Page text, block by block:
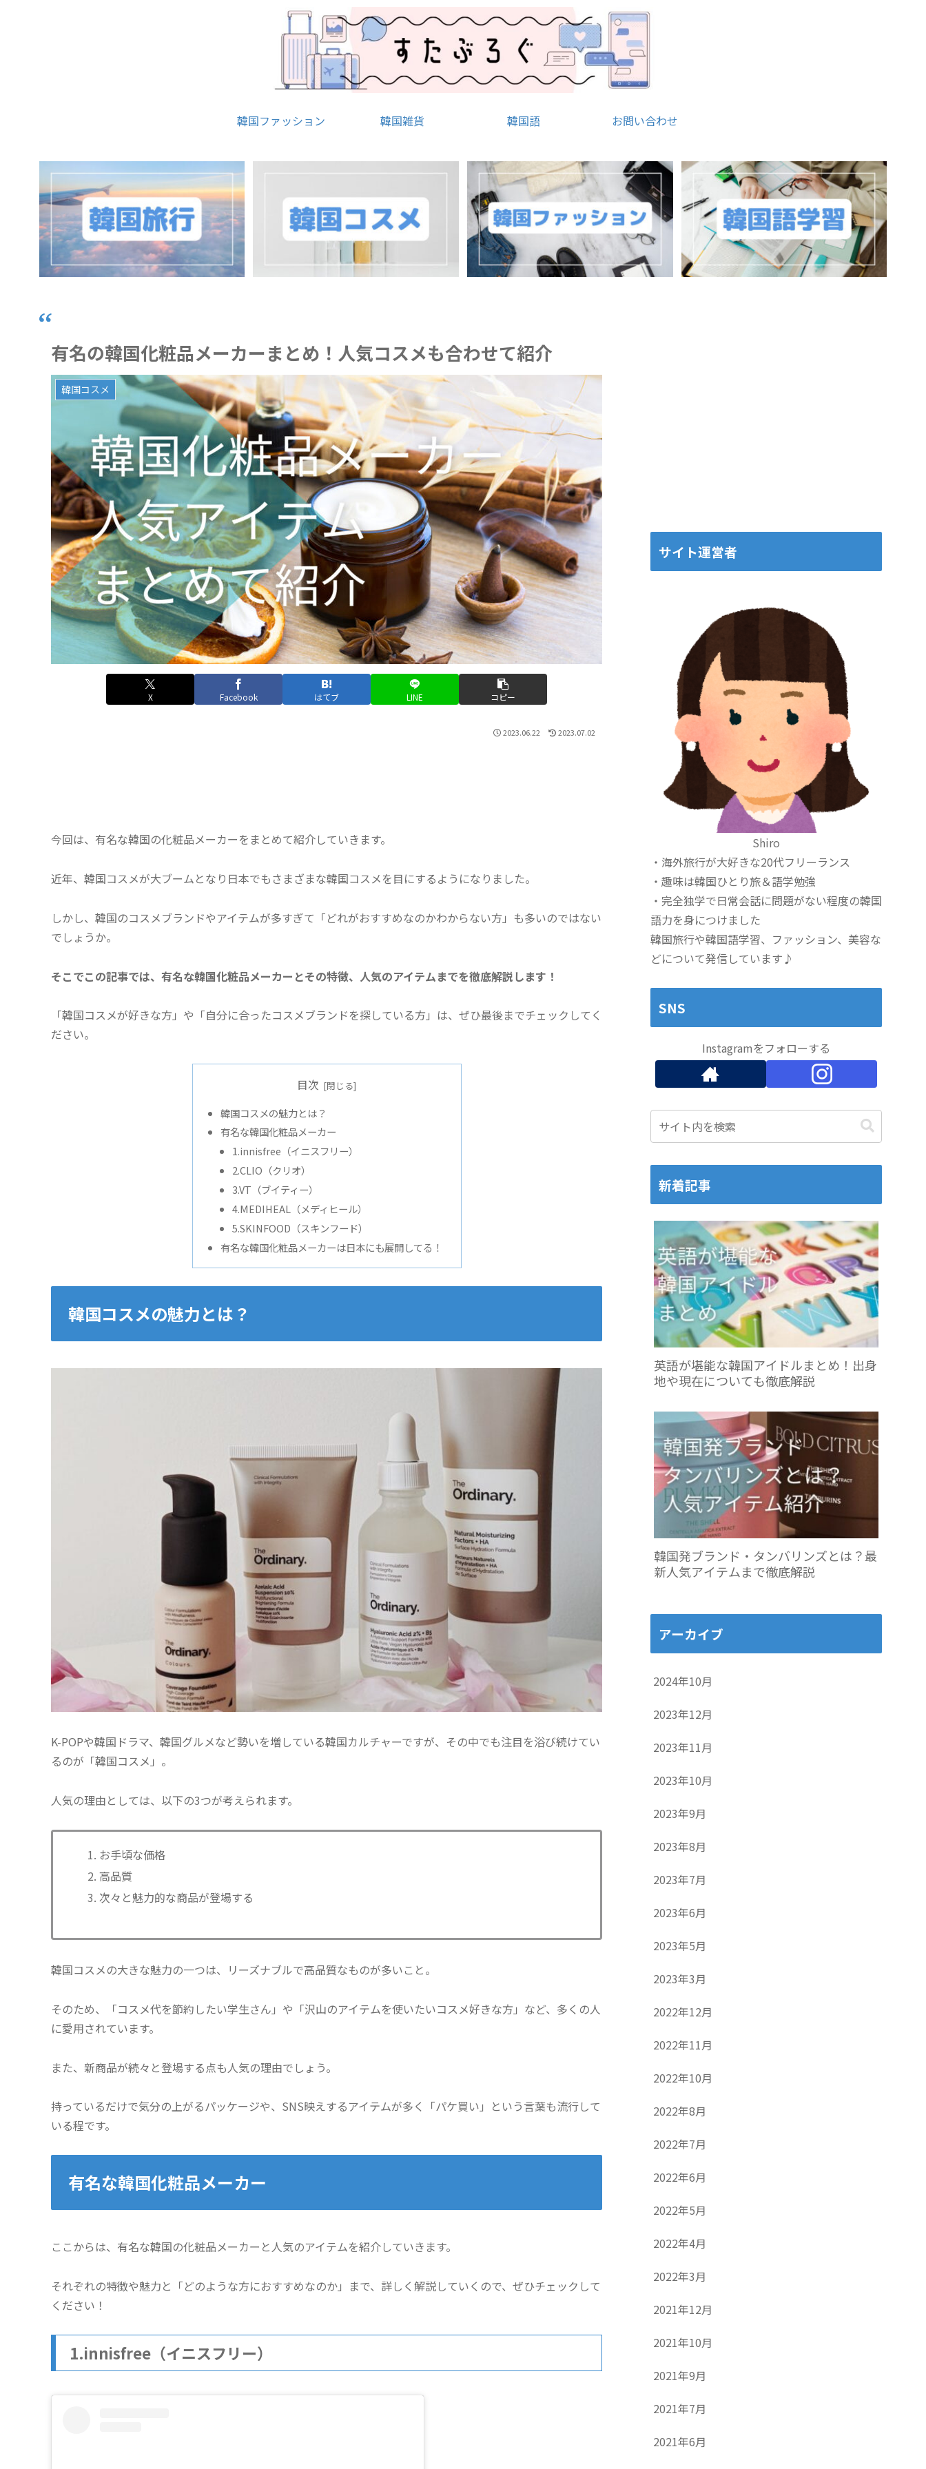
韓国ファッション 韓国雑貨 韓国語 お問い合わせ
有名の韓国化粧品メーカーまとめ！人気コスメも合わせて紹介
韓国コスメ
X Facebook はてブ LINE コピー
2023.06.22 2023.07.02
今回は、有名な韓国の化粧品メーカーをまとめて紹介していきます。
近年、韓国コスメが大ブームとなり日本でもさまざまな韓国コスメを目にするようになりました。
しかし、韓国のコスメブランドやアイテムが多すぎて「どれがおすすめなのかわからない方」も多いのではない
でしょうか。
そこでこの記事では、有名な韓国化粧品メーカーとその特徴、人気のアイテムまでを徹底解説します！
「韓国コスメが好きな方」や「自分に合ったコスメブランドを探している方」は、ぜひ最後までチェックしてく
ださい。
目次
韓国コスメの魅力とは？
有名な韓国化粧品メーカー
1.innisfree（イニスフリー）
2.CLIO（クリオ）
3.VT（ブイティー）
4.MEDIHEAL（メディヒール）
5.SKINFOOD（スキンフード）
有名な韓国化粧品メーカーは日本にも展開してる！
韓国コスメの魅力とは？
K-POPや韓国ドラマ、韓国グルメなど勢いを増している韓国カルチャーですが、その中でも注目を浴び続けてい
るのが「韓国コスメ」。
人気の理由としては、以下の3つが考えられます。
お手頃な価格
高品質
次々と魅力的な商品が登場する
韓国コスメの大きな魅力の一つは、リーズナブルで高品質なものが多いこと。
そのため、「コスメ代を節約したい学生さん」や「沢山のアイテムを使いたいコスメ好きな方」など、多くの人
に愛用されています。
また、新商品が続々と登場する点も人気の理由でしょう。
持っているだけで気分の上がるパッケージや、SNS映えするアイテムが多く「パケ買い」という言葉も流行して
いる程です。
有名な韓国化粧品メーカー
ここからは、有名な韓国の化粧品メーカーと人気のアイテムを紹介していきます。
それぞれの特徴や魅力と「どのような方におすすめなのか」まで、詳しく解説していくので、ぜひチェックして
ください！
1.innisfree（イニスフリー）
サイト運営者
Shiro
・海外旅行が大好きな20代フリーランス
・趣味は韓国ひとり旅＆語学勉強
・完全独学で日常会話に問題がない程度の韓国
語力を身につけました
韓国旅行や韓国語学習、ファッション、美容な
どについて発信しています♪
SNS
Instagramをフォローする
新着記事
英語が堪能な韓国アイドルまとめ！出身
地や現在についても徹底解説
韓国発ブランド・タンバリンズとは？最
新人気アイテムまで徹底解説
アーカイブ
2024年10月
2023年12月
2023年11月
2023年10月
2023年9月
2023年8月
2023年7月
2023年6月
2023年5月
2023年3月
2022年12月
2022年11月
2022年10月
2022年8月
2022年7月
2022年6月
2022年5月
2022年4月
2022年3月
2021年12月
2021年10月
2021年9月
2021年7月
2021年6月